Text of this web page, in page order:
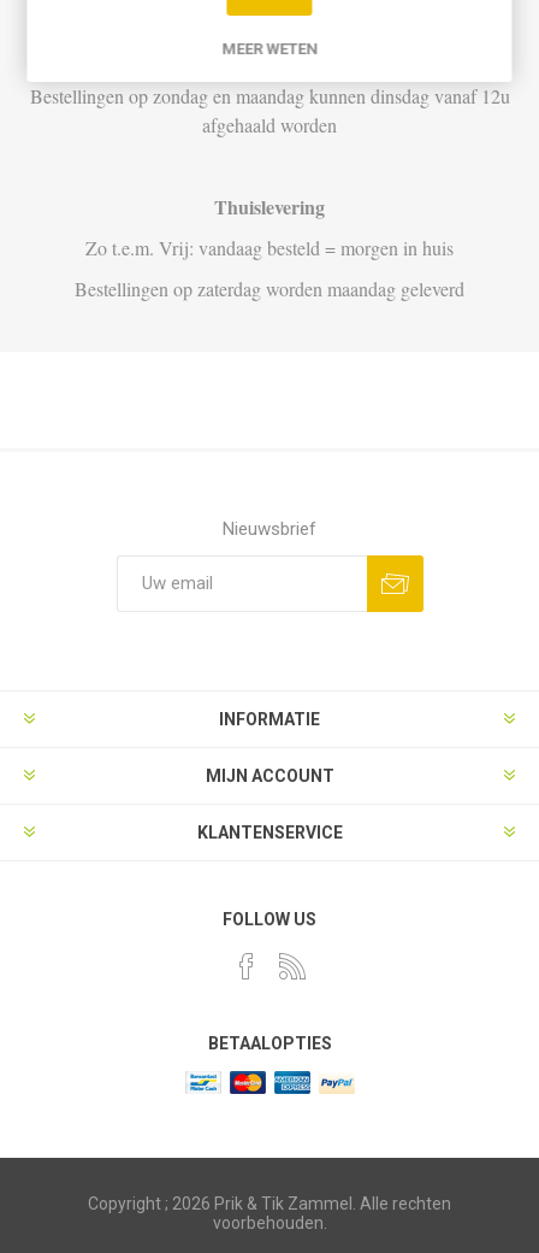
vanaf 16u
Bestellingen op zondag en maandag kunnen dinsdag vanaf 12u
afgehaald worden
Thuislevering
Zo t.e.m. Vrij: vandaag besteld = morgen in huis
Bestellingen op zaterdag worden maandag geleverd
Nieuwsbrief
INFORMATIE
MIJN ACCOUNT
KLANTENSERVICE
FOLLOW US
BETAALOPTIES
Copyright ; 2026 Prik & Tik Zammel. Alle rechten
voorbehouden.
MEER WETEN